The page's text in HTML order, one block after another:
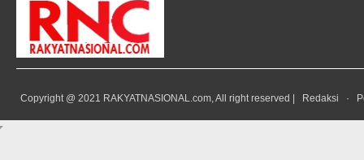
Copyright @ 2021 RAKYATNASIONAL.com, All right reserved | Redaksi ·